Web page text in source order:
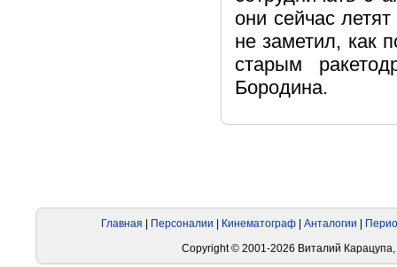
они сейчас
не заметил, как
старым
Бородина.